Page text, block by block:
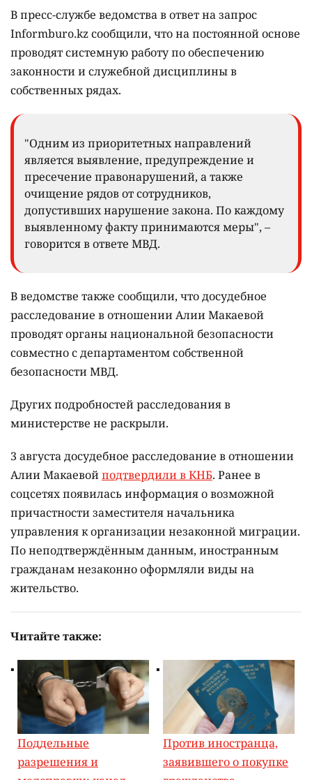
В пресс-службе ведомства в ответ на запрос
Informburo.kz сообщили, что на постоянной основе
проводят системную работу по обеспечению
законности и служебной дисциплины в
собственных рядах.
"Одним из приоритетных направлений
является выявление, предупреждение и
пресечение правонарушений, а также
очищение рядов от сотрудников,
допустивших нарушение закона. По каждому
выявленному факту принимаются меры", –
говорится в ответе МВД.
В ведомстве также сообщили, что досудебное
расследование в отношении Алии Макаевой
проводят органы национальной безопасности
совместно с департаментом собственной
безопасности МВД.
Других подробностей расследования в
министерстве не раскрыли.
3 августа досудебное расследование в отношении
Алии Макаевойподтвердили в КНБ. Ранее в
соцсетях появилась информация о возможной
причастности заместителя начальника
управления к организации незаконной миграции.
По неподтверждённым данным, иностранным
гражданам незаконно оформляли виды на
жительство.
Читайте также:
Поддельные
разрешения и
Против иностранца,
заявившего о покупке